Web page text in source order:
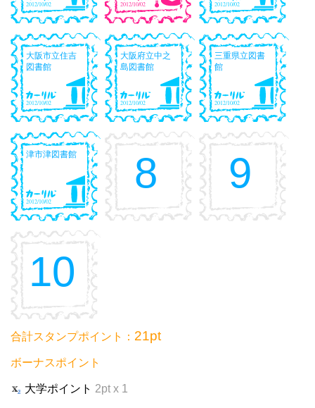
2012/10/02 2012/10/02 2012/10/02
大阪市立住吉
図書館
2012/10/02
大阪府立中之
島図書館
2012/10/02
三重県立図書
館
2012/10/02
津市津図書館
2012/10/02
8 9
10
合計スタンプポイント： 21pt
ボーナスポイント
大学ポイント 2pt x 1